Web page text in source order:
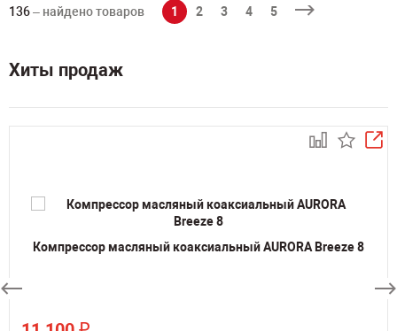
136– найдено товаров 1 2 3 4 5
Хиты продаж
Компрессор масляный коаксиальный AURORA Breeze 8